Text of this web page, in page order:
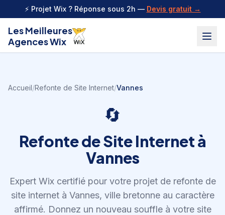
Aller au contenu
⚡ Projet Wix ? Réponse sous 2h — Devis gratuit →
Les Meilleures
Agences Wix
Accueil/Refonte de Site Internet/Vannes
🔄
Refonte de Site Internetà
Vannes
Expert Wix certifié pour votre projet de refonte de
site internetà Vannes, ville bretonne au caractère
affirmé. Donnez un nouveau souffle à votre site